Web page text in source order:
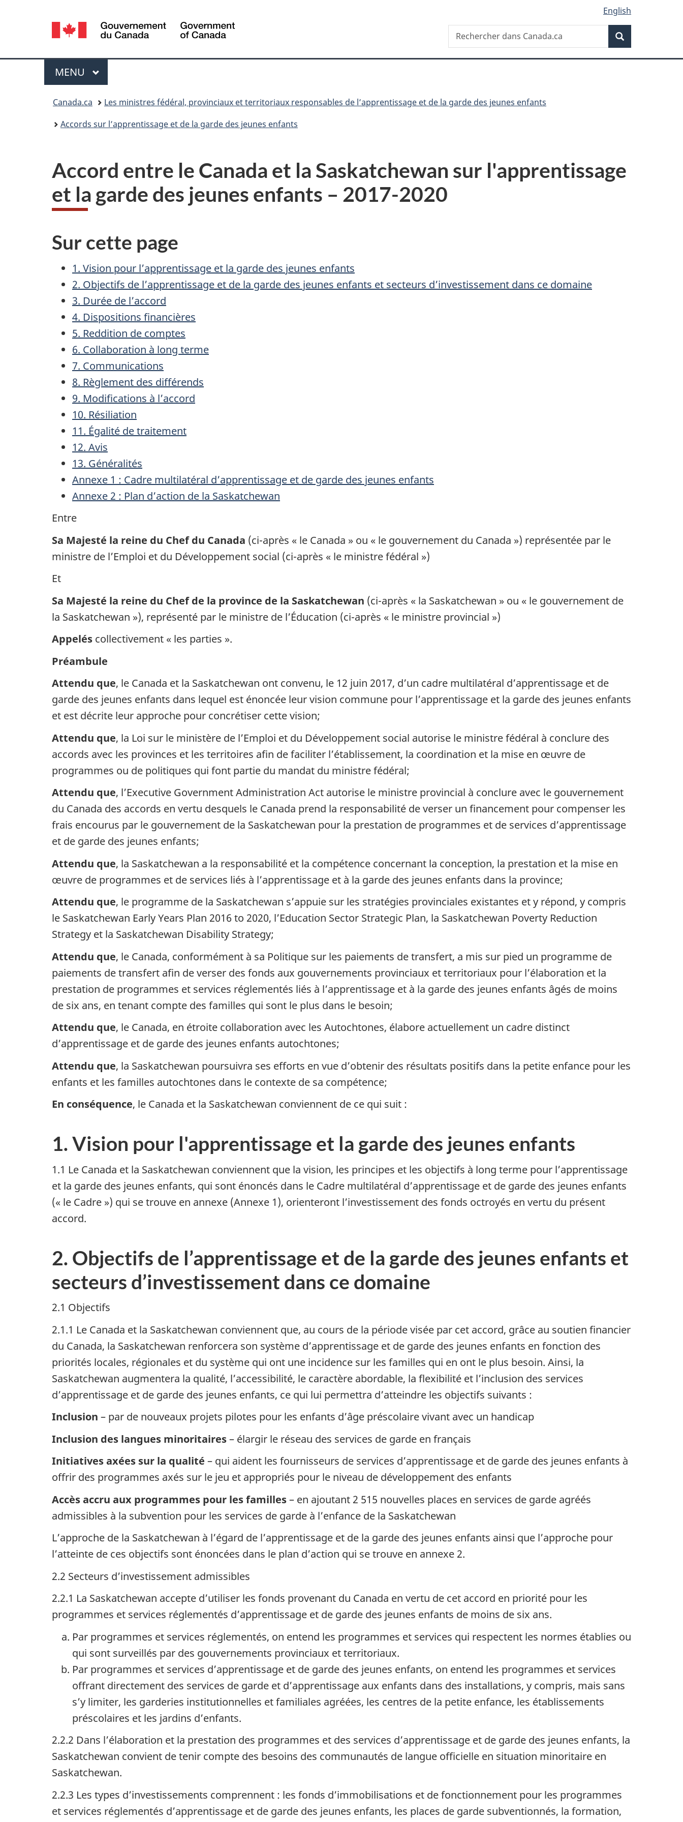
Invitations
sujet
HTML
Sélection
de
la
langue
English
Canada
Recherche
Rechercher
dans
Menu
MENU PRINCIPAL
Canada.ca
Les ministres fédéral, provinciaux et territoriaux responsables de l’apprentissage et de la garde des jeunes enfants
Accords sur l’apprentissage et de la garde des jeunes enfants
Accord entre le Canada et la Saskatchewan sur l'apprentissage
et la garde des jeunes enfants – 2017-2020
Sur cette page
1. Vision pour l’apprentissage et la garde des jeunes enfants
2. Objectifs de l’apprentissage et de la garde des jeunes enfants et secteurs d’investissement dans ce domaine
3. Durée de l’accord
4. Dispositions financières
5. Reddition de comptes
6. Collaboration à long terme
7. Communications
8. Règlement des différends
9. Modifications à l’accord
10. Résiliation
11. Égalité de traitement
12. Avis
13. Généralités
Annexe 1 : Cadre multilatéral d’apprentissage et de garde des jeunes enfants
Annexe 2 : Plan d’action de la Saskatchewan
Entre
Sa Majesté la reine du Chef du Canada (ci-après « le Canada » ou « le gouvernement du Canada ») représentée par le
ministre de l’Emploi et du Développement social (ci-après « le ministre fédéral »)
Et
Sa Majesté la reine du Chef de la province de la Saskatchewan (ci-après « la Saskatchewan » ou « le gouvernement de
la Saskatchewan »), représenté par le ministre de l’Éducation (ci-après « le ministre provincial »)
Appelés collectivement « les parties ».
Préambule
Attendu que, le Canada et la Saskatchewan ont convenu, le 12 juin 2017, d’un cadre multilatéral d’apprentissage et de
garde des jeunes enfants dans lequel est énoncée leur vision commune pour l’apprentissage et la garde des jeunes enfants
et est décrite leur approche pour concrétiser cette vision;
Attendu que, la Loi sur le ministère de l’Emploi et du Développement social autorise le ministre fédéral à conclure des
accords avec les provinces et les territoires afin de faciliter l’établissement, la coordination et la mise en œuvre de
programmes ou de politiques qui font partie du mandat du ministre fédéral;
Attendu que, l’Executive Government Administration Act autorise le ministre provincial à conclure avec le gouvernement
du Canada des accords en vertu desquels le Canada prend la responsabilité de verser un financement pour compenser les
frais encourus par le gouvernement de la Saskatchewan pour la prestation de programmes et de services d’apprentissage
et de garde des jeunes enfants;
Attendu que, la Saskatchewan a la responsabilité et la compétence concernant la conception, la prestation et la mise en
œuvre de programmes et de services liés à l’apprentissage et à la garde des jeunes enfants dans la province;
Attendu que, le programme de la Saskatchewan s’appuie sur les stratégies provinciales existantes et y répond, y compris
le Saskatchewan Early Years Plan 2016 to 2020, l’Education Sector Strategic Plan, la Saskatchewan Poverty Reduction
Strategy et la Saskatchewan Disability Strategy;
Attendu que, le Canada, conformément à sa Politique sur les paiements de transfert, a mis sur pied un programme de
paiements de transfert afin de verser des fonds aux gouvernements provinciaux et territoriaux pour l’élaboration et la
prestation de programmes et services réglementés liés à l’apprentissage et à la garde des jeunes enfants âgés de moins
de six ans, en tenant compte des familles qui sont le plus dans le besoin;
Attendu que, le Canada, en étroite collaboration avec les Autochtones, élabore actuellement un cadre distinct
d’apprentissage et de garde des jeunes enfants autochtones;
Attendu que, la Saskatchewan poursuivra ses efforts en vue d’obtenir des résultats positifs dans la petite enfance pour les
enfants et les familles autochtones dans le contexte de sa compétence;
En conséquence, le Canada et la Saskatchewan conviennent de ce qui suit :
1. Vision pour l'apprentissage et la garde des jeunes enfants
1.1 Le Canada et la Saskatchewan conviennent que la vision, les principes et les objectifs à long terme pour l’apprentissage
et la garde des jeunes enfants, qui sont énoncés dans le Cadre multilatéral d’apprentissage et de garde des jeunes enfants
(« le Cadre ») qui se trouve en annexe (Annexe 1), orienteront l’investissement des fonds octroyés en vertu du présent
accord.
2. Objectifs de l’apprentissage et de la garde des jeunes enfants et
secteurs d’investissement dans ce domaine
2.1 Objectifs
2.1.1 Le Canada et la Saskatchewan conviennent que, au cours de la période visée par cet accord, grâce au soutien financier
du Canada, la Saskatchewan renforcera son système d’apprentissage et de garde des jeunes enfants en fonction des
priorités locales, régionales et du système qui ont une incidence sur les familles qui en ont le plus besoin. Ainsi, la
Saskatchewan augmentera la qualité, l’accessibilité, le caractère abordable, la flexibilité et l’inclusion des services
d’apprentissage et de garde des jeunes enfants, ce qui lui permettra d’atteindre les objectifs suivants :
Inclusion – par de nouveaux projets pilotes pour les enfants d’âge préscolaire vivant avec un handicap
Inclusion des langues minoritaires– élargir le réseau des services de garde en français
Initiatives axées sur la qualité – qui aident les fournisseurs de services d’apprentissage et de garde des jeunes enfants à
offrir des programmes axés sur le jeu et appropriés pour le niveau de développement des enfants
Accès accru aux programmes pour les familles– en ajoutant 2 515 nouvelles places en services de garde agréés
admissibles à la subvention pour les services de garde à l’enfance de la Saskatchewan
L’approche de la Saskatchewan à l’égard de l’apprentissage et de la garde des jeunes enfants ainsi que l’approche pour
l’atteinte de ces objectifs sont énoncées dans le plan d’action qui se trouve en annexe 2.
2.2 Secteurs d’investissement admissibles
2.2.1 La Saskatchewan accepte d’utiliser les fonds provenant du Canada en vertu de cet accord en priorité pour les
programmes et services réglementés d’apprentissage et de garde des jeunes enfants de moins de six ans.
Par programmes et services réglementés, on entend les programmes et services qui respectent les normes établies ou
qui sont surveillés par des gouvernements provinciaux et territoriaux.
Par programmes et services d’apprentissage et de garde des jeunes enfants, on entend les programmes et services
offrant directement des services de garde et d’apprentissage aux enfants dans des installations, y compris, mais sans
s’y limiter, les garderies institutionnelles et familiales agréées, les centres de la petite enfance, les établissements
préscolaires et les jardins d’enfants.
2.2.2 Dans l’élaboration et la prestation des programmes et des services d’apprentissage et de garde des jeunes enfants, la
Saskatchewan convient de tenir compte des besoins des communautés de langue officielle en situation minoritaire en
Saskatchewan.
2.2.3 Les types d’investissements comprennent : les fonds d’immobilisations et de fonctionnement pour les programmes
et services réglementés d’apprentissage et de garde des jeunes enfants, les places de garde subventionnés, la formation,